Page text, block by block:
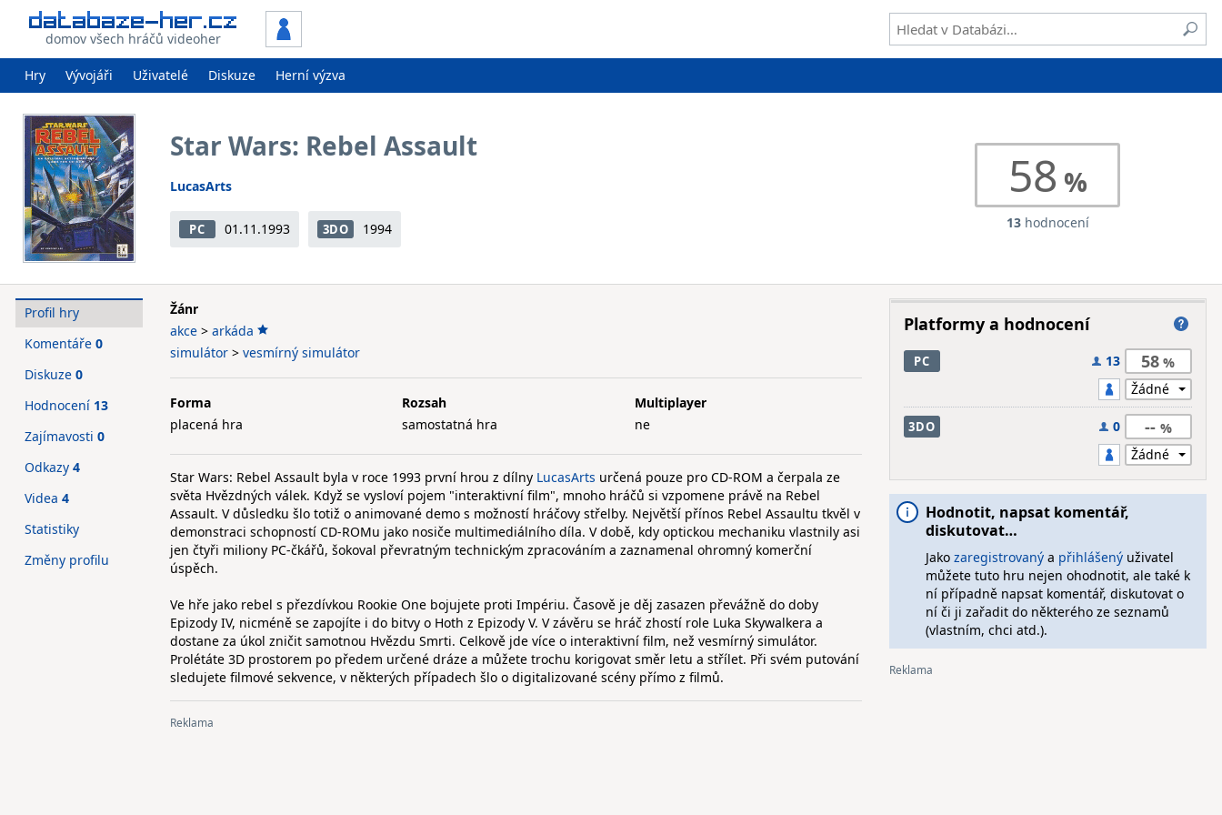
domov všech hráčů videoher
Hry Vývojáři Uživatelé Diskuze Herní výzva
Star Wars: Rebel Assault
LucasArts
PC 01.11.1993 3DO 1994
58
13hodnocení
Žánr
akce > arkáda
simulátor > vesmírný simulátor
Forma
placená hra
Rozsah
samostatná hra
Multiplayer
ne
Star Wars: Rebel Assault byla v roce 1993 první hrou z dílny LucasArts určená pouze pro CD-ROM a čerpala ze
světa Hvězdných válek. Když se vysloví pojem "interaktivní film", mnoho hráčů si vzpomene právě na Rebel
Assault. V důsledku šlo totiž o animované demo s možností hráčovy střelby. Největší přínos Rebel Assaultu tkvěl v
demonstraci schopností CD-ROMu jako nosiče multimediálního díla. V době, kdy optickou mechaniku vlastnily asi
jen čtyři miliony PC-čkářů, šokoval převratným technickým zpracováním a zaznamenal ohromný komerční
úspěch.
Ve hře jako rebel s přezdívkou Rookie One bojujete proti Impériu. Časově je děj zasazen převážně do doby
Epizody IV, nicméně se zapojíte i do bitvy o Hoth z Epizody V. V závěru se hráč zhostí role Luka Skywalkera a
dostane za úkol zničit samotnou Hvězdu Smrti. Celkově jde více o interaktivní film, než vesmírný simulátor.
Prolétáte 3D prostorem po předem určené dráze a můžete trochu korigovat směr letu a střílet. Při svém putování
sledujete filmové sekvence, v některých případech šlo o digitalizované scény přímo z filmů.
Profil hry
Komentáře 0
Diskuze 0
Hodnocení 13
Zajímavosti 0
Odkazy 4
Videa 4
Statistiky
Změny profilu
Platformy a hodnocení
PC 13 58
3DO 0 --
Hodnotit, napsat komentář,
diskutovat…
Jako zaregistrovanýa přihlášenýuživatel
můžete tuto hru nejen ohodnotit, ale také k
ní případně napsat komentář, diskutovat o
ní či ji zařadit do některého ze seznamů
(vlastním, chci atd.).